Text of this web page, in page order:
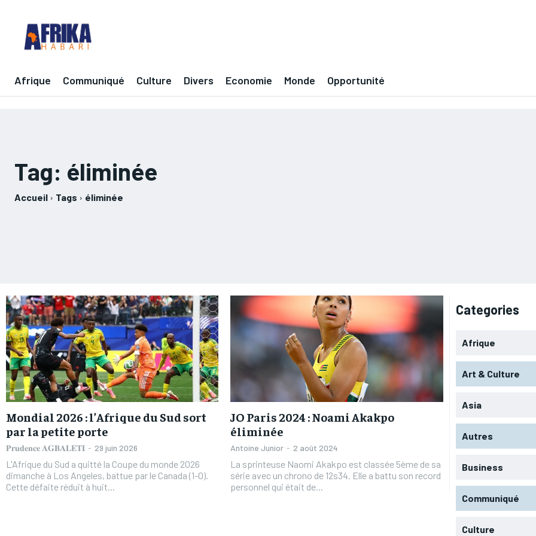
Afrique Communiqué Culture Divers Economie Monde Opportunité
Tag: éliminée
Accueil Tags éliminée
Mondial 2026 : l’Afrique du Sud sort
par la petite porte
𝐏𝐫𝐮𝐝𝐞𝐧𝐜𝐞 𝐀𝐆𝐁𝐀𝐋𝐄𝐓𝐈 - 29 juin 2026
L'Afrique du Sud a quitté la Coupe du monde 2026
dimanche à Los Angeles, battue par le Canada (1-0).
Cette défaite réduit à huit...
JO Paris 2024 : Noami Akakpo
éliminée
Antoine Junior - 2 août 2024
La sprinteuse Naomi Akakpo est classée 5ème de sa
série avec un chrono de 12s34. Elle a battu son record
personnel qui était de...
Categories
Afrique
Art & Culture
Asia
Autres
Business
Communiqué
Culture